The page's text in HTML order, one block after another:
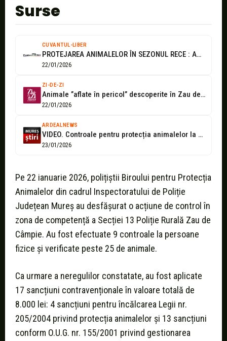
Surse
CUVANTUL-LIBER
PROTEJAREA ANIMALELOR ÎN SEZONUL RECE : ACȚIUNI ȘI RECOMANDĂRI ALE POLIȚIEI
22/01/2026
ZI-DE-ZI
Animale ”aflate în pericol” descoperite în Zau de Câmpie
22/01/2026
ARDEALNEWS
VIDEO. Controale pentru protecția animalelor la Zau de Câmpie
23/01/2026
Pe 22 ianuarie 2026, polițiștii Biroului pentru Protecția
Animalelor din cadrul Inspectoratului de Poliție
Județean Mureș au desfășurat o acțiune de control în
zona de competență a Secției 13 Poliție Rurală Zau de
Câmpie. Au fost efectuate 9 controale la persoane
fizice și verificate peste 25 de animale.
Ca urmare a neregulilor constatate, au fost aplicate
17 sancțiuni contravenționale în valoare totală de
8.000 lei: 4 sancțiuni pentru încălcarea Legii nr.
205/2004 privind protecția animalelor și 13 sancțiuni
conform O.U.G. nr. 155/2001 privind gestionarea